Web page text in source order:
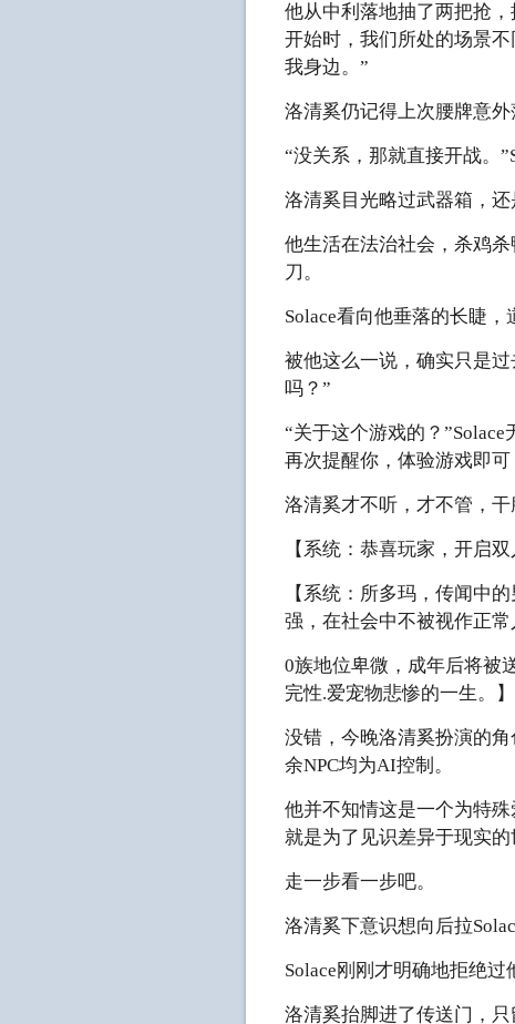
他从中利落地抽了两把抢
开始时，我们所处的场景
我身边。”
洛清奚仍记得上次腰牌意
“没关系，那就直接开战。
洛清奚目光略过武器箱，还
他生活在法治社会，杀鸡
刀。
Solace看向他垂落的长睫
被他这么一说，确实只是
吗？”
“关于这个游戏的？
再次提醒你，体验游戏即
洛清奚才不听，才不管，
【系统：恭喜玩家，开启
【系统：所多玛，传闻中
强，在社会中不被视作正常
0族地位卑微，成年后将被
完性.爱宠物悲惨的一生。】
没错，今晚洛清奚扮演的
余NPC均为AI控制。
他并不知情这是一个为特
就是为了见识差异于现实
走一步看一步吧。
洛清奚下意识想向后拉
Solace刚刚才明确地拒绝
洛清奚抬脚进了传送门，